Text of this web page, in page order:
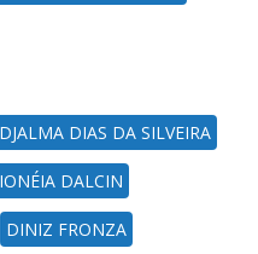
DJALMA DIAS DA SILVEIRA
DALCIN
DINIZ FRONZA